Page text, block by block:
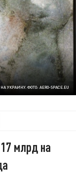
ФОТО: AERO-SPACE.EU
млрд на